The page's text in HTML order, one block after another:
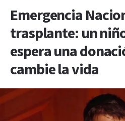
Emergencia
trasplante: un
espera una
cambie la vida